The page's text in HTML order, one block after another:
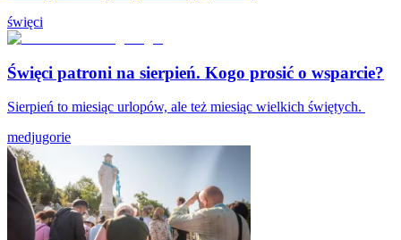
święci
Święci patroni na sierpień. Kogo prosić o wsparcie?
Sierpień to miesiąc urlopów, ale też miesiąc wielkich świętych.
medjugorie